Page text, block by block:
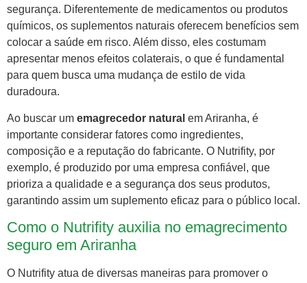
segurança. Diferentemente de medicamentos ou produtos
químicos, os suplementos naturais oferecem benefícios sem
colocar a saúde em risco. Além disso, eles costumam
apresentar menos efeitos colaterais, o que é fundamental
para quem busca uma mudança de estilo de vida
duradoura.
Ao buscar um emagrecedor natural em Ariranha, é
importante considerar fatores como ingredientes,
composição e a reputação do fabricante. O Nutrifity, por
exemplo, é produzido por uma empresa confiável, que
prioriza a qualidade e a segurança dos seus produtos,
garantindo assim um suplemento eficaz para o público local.
Como o Nutrifity auxilia no emagrecimento
seguro em Ariranha
O Nutrifity atua de diversas maneiras para promover o